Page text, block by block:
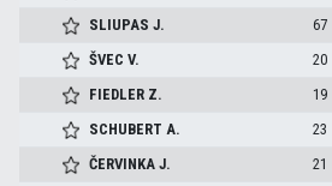
SLIUPASJ. 67
ŠVECV. 20
FIEDLER Z. 19
SCHUBERTA. 23
ČERVINKAJ. 21